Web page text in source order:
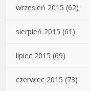
wrzesień 2015 (62)
sierpień 2015 (61)
lipiec 2015 (69)
czerwiec 2015 (73)